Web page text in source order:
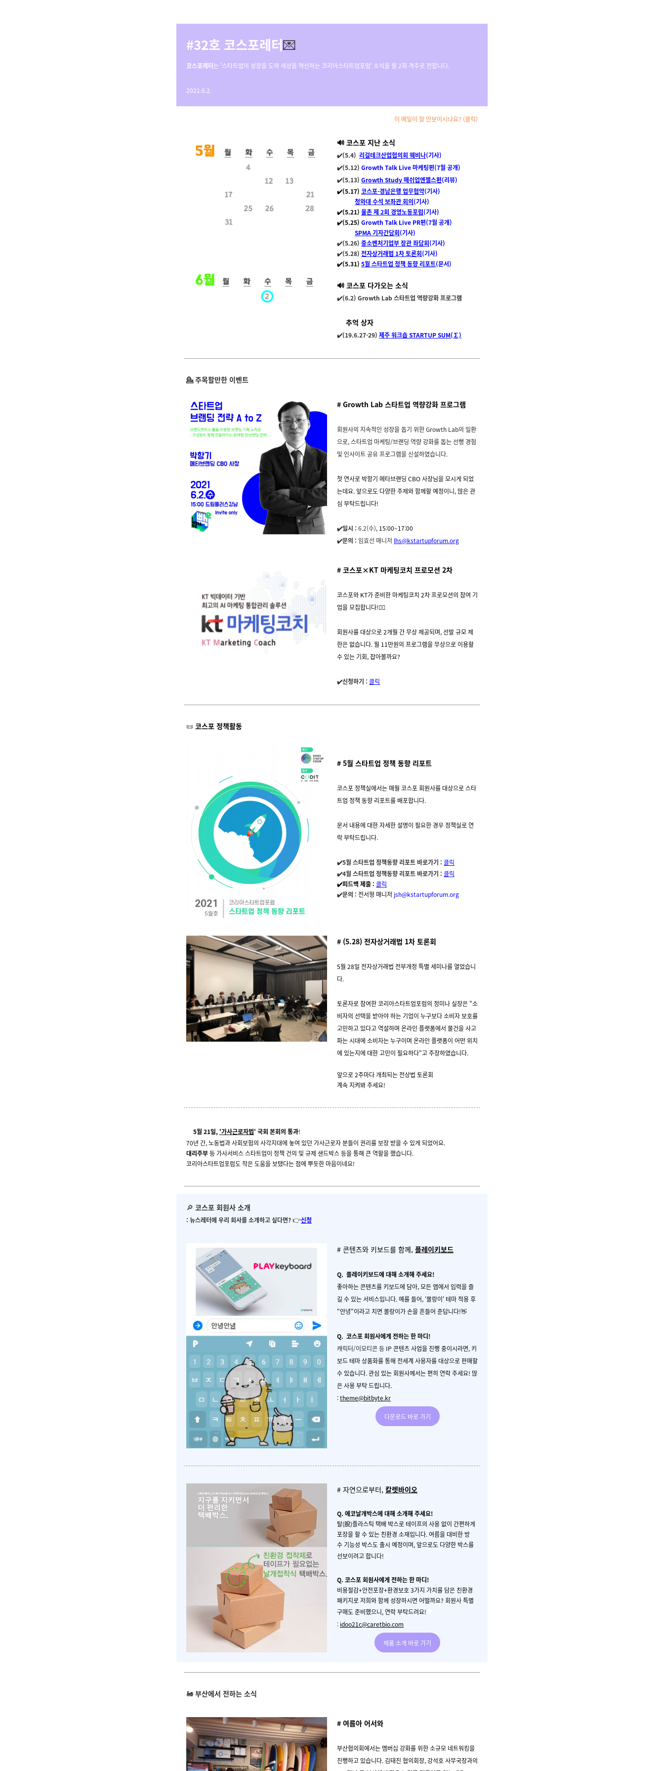
#32호 코스포레터💌
코스포레터는 '스타트업의 성장을 도와 세상을 혁신하는 코리아스타트업포럼' 소식을 월 2회 격주로 전합니다.
2021.6.2.
이 메일이 잘 안보이시나요? (클릭)
🔊 코스포 지난 소식
✔️(5.4) 리걸테크산업협의회 웨비나(기사)
✔️(5.12) Growth Talk Live마케팅편(7월 공개)
✔️(5.13) Growth Study 매쉬업엔젤스편(리뷰)
✔️(5.17) 코스포-경남은행 업무협약(기사)
청와대 수석 보좌관 회의(기사)
✔️(5.21) 율촌 제 2회 경영노동포럼(기사)
✔️(5.25) Growth Talk Live PR편(7월 공개)
SPMA 기자간담회(기사)
✔️(5.26) 중소벤처기업부 장관 좌담회(기사)
✔️(5.28) 전자상거래법 1차 토론회(기사)
✔️(5.31) 5월 스타트업 정책 동향 리포트(문서)
🔊 코스포 다가오는 소식
✔️(6.2) Growth Lab 스타트업 역량강화 프로그램
추억 상자
✔️(19.6.27-29) 제주 워크숍 STARTUP SUM(∑)
💁 주목할만한 이벤트
# Growth Lab 스타트업 역량강화 프로그램
회원사의 지속적인 성장을 돕기 위한 Growth Lab의 일환
으로, 스타트업 마케팅/브랜딩 역량 강화를 돕는 선행 경험
및 인사이트 공유 프로그램을 신설하였습니다.
첫 연사로 박항기 메타브랜딩 CBO 사장님을 모시게 되었
는데요. 앞으로도 다양한 주제와 함께할 예정이니, 많은 관
심 부탁드립니다!
✔️일시 : 6.2(수), 15:00~17:00
✔️문의 : 임효선 매니저 lhs@kstartupforum.org
# 코스포×KT 마케팅코치 프로모션 2차
코스포와 KT가 준비한 마케팅코치 2차 프로모션의 참여 기
업을 모집합니다!🙆‍♀️
회원사를 대상으로 2개월 간 무상 제공되며, 선발 규모 제
한은 없습니다. 월 11만원의 프로그램을 무상으로 이용할
수 있는 기회, 잡아볼까요?
✔️신청하기 : 클릭
📜 코스포 정책활동
# 5월 스타트업 정책 동향 리포트
코스포 정책실에서는 매월 코스포 회원사를 대상으로 스타
트업 정책 동향 리포트를 배포합니다.
문서 내용에 대한 자세한 설명이 필요한 경우 정책실로 연
락 부탁드립니다.
✔️5월 스타트업 정책동향 리포트 바로가기 : 클릭
✔️4월 스타트업 정책동향 리포트 바로가기 : 클릭
✔️피드백 제출 : 클릭
✔️문의 : 전서형 매니저 jsh@kstartupforum.org
# (5.28) 전자상거래법 1차 토론회
5월 28일 전자상거래법 전부개정 특별 세미나를 열었습니
다.
토론자로 참여한 코리아스타트업포럼의 정미나 실장은 "소
비자의 선택을 받아야 하는 기업이 누구보다 소비자 보호를
고민하고 있다고 역설하며 온라인 플랫폼에서 물건을 사고
파는 시대에 소비자는 누구이며 온라인 플랫폼이 어떤 위치
에 있는지에 대한 고민이 필요하다"고 주장하였습니다.
앞으로 2주마다 개최되는 전상법 토론회
계속 지켜봐 주세요!
5월 21일, '가사근로자법' 국회 본회의 통과!
70년 간, 노동법과 사회보험의 사각지대에 놓여 있던 가사근로자 분들이 권리를 보장 받을 수 있게 되었어요.
대리주부등 가사서비스 스타트업이 정책 건의 및 규제 샌드박스 등을 통해 큰 역할을 했습니다.
코리아스타트업포럼도 작은 도움을 보탰다는 점에 뿌듯한 마음이네요!
🔎 코스포 회원사 소개
: 뉴스레터에 우리 회사를 소개하고 싶다면?👉️신청
# 콘텐츠와 키보드를 함께, 플레이키보드
Q. 플레이키보드에 대해 소개해 주세요!
좋아하는 콘텐츠를 키보드에 담아, 모든 앱에서 입력을 즐
길 수 있는 서비스입니다. 예를 들어, '몰랑이' 테마 적용 후
"안녕"이라고 치면 몰랑이가 손을 흔들어 준답니다!👋
Q. 코스포 회원사에게 전하는 한 마디!
캐릭터/이모티콘 등 IP 콘텐츠 사업을 진행 중이시라면, 키
보드 테마 상품화를 통해 전세계 사용자를 대상으로 판매할
수 있습니다.관심 있는 회원사께서는 편히 연락주세요! 많
은 사용 부탁 드립니다.
:theme@bitbyte.kr
다운로드 바로 가기
# 자연으로부터, 칼렛바이오
Q. 에코날개박스에 대해 소개해 주세요!
탈(脫)플라스틱 택배 박스로 테이프의 사용 없이 간편하게
포장을 할 수 있는 친환경 소재입니다. 여름을 대비한 방
수 기능성 박스도 출시 예정이며,앞으로도 다양한 박스를
선보이려고 합니다!
Q. 코스포 회원사에게 전하는 한 마디 !
비용절감+안전포장+환경보호3가지 가치를 담은 친환경
패키지로 저희와 함께 성장하시면 어떨까요? 회원사 특별
구매도 준비했으니, 연락부탁드려요!
: idoo21c@caretbio.com
제품 소개 바로 가기
🚂 부산에서 전하는 소식
# 여름아 어서와
부산협의회에서는 멤버십 강화를 위한 소규모 네트워킹을
진행하고 있습니다. 김태진 협의회장, 강석호 사무국장과의